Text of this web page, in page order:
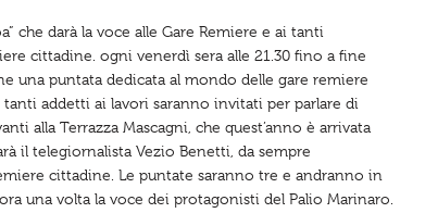
che darà la voce alle Gare Remiere e ai tanti
cittadine. ogni venerdì sera alle 21.30 fino a fine
una puntata dedicata al mondo delle gare remiere
addetti ai lavori saranno invitati per parlare di
alla Terrazza Mascagni, che quest’anno è arrivata
il telegiornalista Vezio Benetti, da sempre
cittadine. Le puntate saranno tre e andranno in
una volta la voce dei protagonisti del Palio Marinaro.